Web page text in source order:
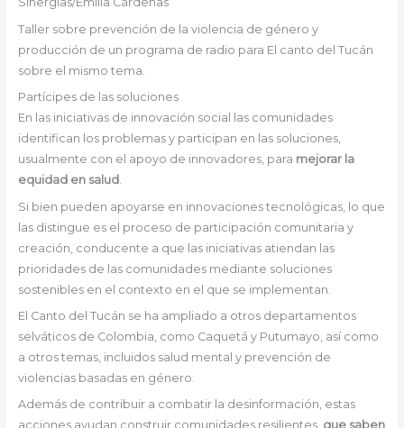
Taller sobre prevención de la violencia de género y
producción de un programa de radio para El canto del Tucán
sobre el mismo tema.
Partícipes de las soluciones
En las iniciativas de innovación social las comunidades
identifican los problemas y participan en las soluciones,
usualmente con el apoyo de innovadores, para mejorar la
equidad en salud.
Si bien pueden apoyarse en innovaciones tecnológicas, lo que
las distingue es el proceso de participación comunitaria y
creación, conducente a que las iniciativas atiendan las
prioridades de las comunidades mediante soluciones
sostenibles en el contexto en el que se implementan.
El Canto del Tucán se ha ampliado a otros departamentos
selváticos de Colombia, como Caquetá y Putumayo, así como
a otros temas, incluidos salud mental y prevención de
violencias basadas en género.
Además de contribuir a combatir la desinformación, estas
acciones ayudan construir comunidades resilientes, que saben